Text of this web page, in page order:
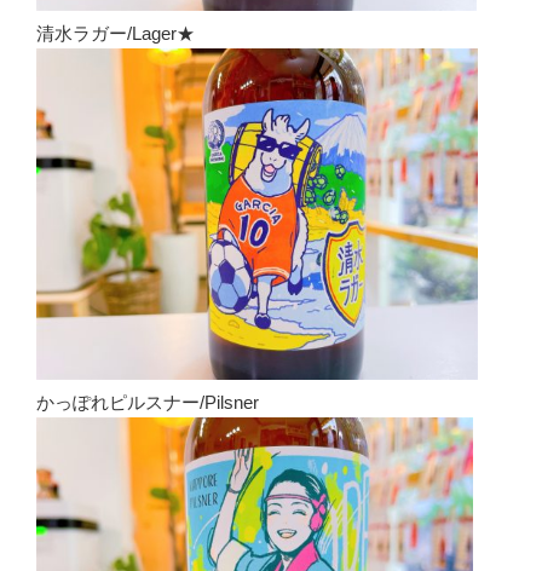
清水ラガー/Lager★
かっぽれピルスナー/Pilsner